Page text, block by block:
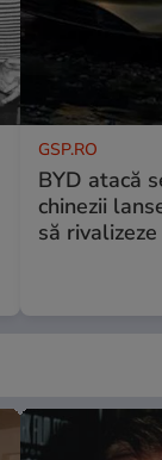
GSP.RO
BYD atacă
chinezii
să